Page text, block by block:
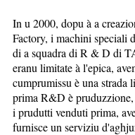
In u 2000, dopu à a
Factory, i machini speciali
di a squadra di R & D di
eranu limitate à l'epica,
cumprumissu è una strada
prima R&D è
i prudutti venduti prima,
furnisce un serviziu